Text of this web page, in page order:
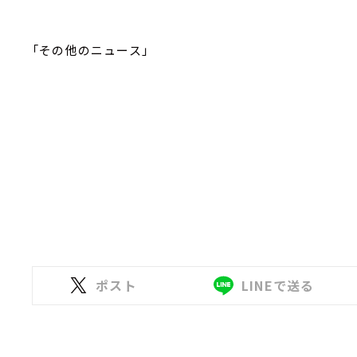
「その他のニュース」
ポスト LINEで送る